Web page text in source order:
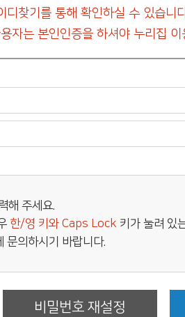
찾기를 통해 확인하실 수 있습니
자는 본인인증을 하셔야 누리집 이
해 주세요.
한/영 키와 Caps Lock 키가 눌려 있
문의하시기 바랍니다.
비밀번호 재설정